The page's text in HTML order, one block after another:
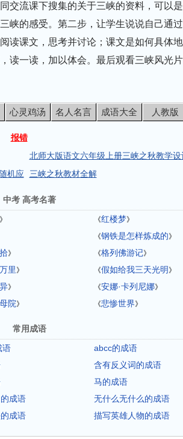
交流课下搜集的关于三峡的资料，可以
峡的感受。第二步，让学生说说自己通
读课文，思考并讨论；课文是如何具体
读一读，加以体会。最后观看三峡风光
心灵鸡汤 名人名言 成语大全 人教版
报错
北师大版语文六年级上册三峡之秋教学
机应
三峡之秋教材全解
中考 高考名著
《红楼梦》
《钢铁是怎样炼成的》
》 《格列佛游记》
里 》 《假如给我三天光明 》
》 《安娜·卡列尼娜》
院》 《悲惨世界》
常用成语
语
abcc的成语
含有反义词的成语
马的成语
成语
无什么无什么的成语
成语 描写英雄人物的成语